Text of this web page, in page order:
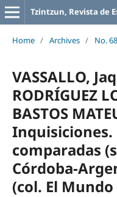
Tzintzun, Revista de
Home / Archives / No.
VASSALLO,
RODRÍGUEZ
BASTOS
comparadas
Córdoba-
(col. El